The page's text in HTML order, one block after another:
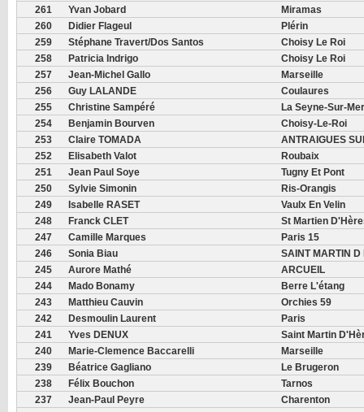
261
Yvan Jobard
Miramas
260
Didier Flageul
Plérin
259
Stéphane Travert/dos Santos
Choisy Le Roi
258
Patricia Indrigo
Choisy Le Roi
257
Jean-Michel Gallo
Marseille
256
Guy LALANDE
Coulaures
255
Christine Sampéré
La Seyne-Sur-Mer
254
Benjamin Bourven
Choisy-Le-Roi
253
Claire TOMADA
ANTRAIGUES
252
Elisabeth Valot
Roubaix
251
Jean Paul Soye
Tugny Et Pont
250
Sylvie Simonin
Ris-Orangis
249
Isabelle RASET
Vaulx En Velin
248
Franck CLET
St Martien
247
Camille Marques
Paris 15
246
Sonia Biau
SAINT MARTIN D
245
Aurore Mathé
ARCUEIL
244
Mado Bonamy
Berre L'étang
243
Matthieu Cauvin
Orchies 59
242
Desmoulin Laurent
Paris
241
Yves DENUX
Saint Martin
240
Marie-Clemence Baccarelli
Marseille
239
Béatrice Gagliano
Le Brugeron
238
Félix Bouchon
Tarnos
237
Jean-Paul Peyre
Charenton